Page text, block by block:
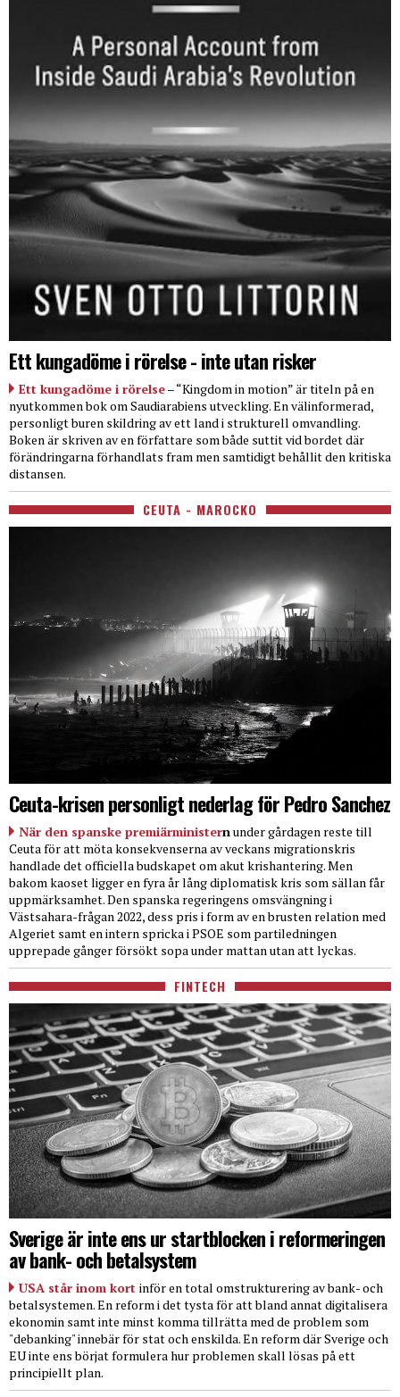
Ett kungadöme i rörelse - inte utan risker
Ett kungadöme i rörelse– “Kingdom in motion” är titeln på en
nyutkommen bok om Saudiarabiens utveckling. En välinformerad,
personligt buren skildring av ett land i strukturell omvandling.
Boken är skriven av en författare som både suttit vid bordet där
förändringarna förhandlats fram men samtidigt behållit den kritiska
distansen.
CEUTA - MAROCKO
Ceuta-krisen personligt nederlag för Pedro Sanchez
När den spanske premiärministern under gårdagen reste till
Ceuta för att möta konsekvenserna av veckans migrationskris
handlade det officiella budskapet om akut krishantering. Men
bakom kaoset ligger en fyra år lång diplomatisk kris som sällan får
uppmärksamhet. Den spanska regeringens omsvängning i
Västsahara-frågan 2022, dess pris i form av en brusten relation med
Algeriet samt en intern spricka i PSOE som partiledningen
upprepade gånger försökt sopa under mattan utan att lyckas.
FINTECH
Sverige är inte ens ur startblocken i reformeringen
av bank- och betalsystem
USA står inom kort inför en total omstrukturering av bank- och
betalsystemen. En reform i det tysta för att bland annat digitalisera
ekonomin samt inte minst komma tillrätta med de problem som
"debanking" innebär för stat och enskilda. En reform där Sverige och
EU inte ens börjat formulera hur problemen skall lösas på ett
principiellt plan.